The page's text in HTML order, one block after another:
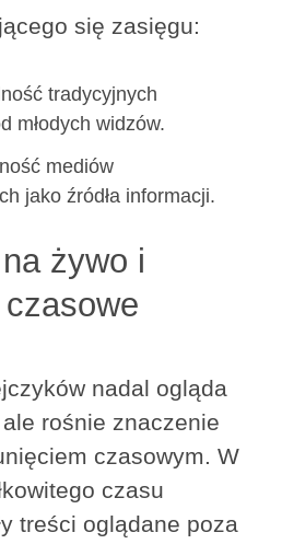
się zasięgu:
tradycyjnych
młodych widzów.
mediów
jako źródła informacji.
żywo i
nadal ogląda
rośnie znaczenie
czasowym. W
czasu
treści oglądane poza